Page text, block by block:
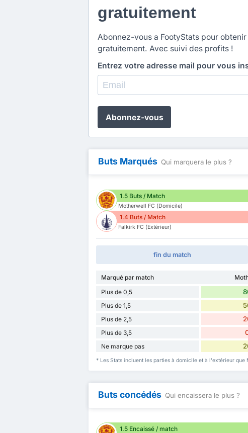
gratuitement
Abonnez-vous a FootyStats pour
gratuitement. Avec suivi des profits !
Entrez votre adresse mail pour vous
Abonnez-vous
Buts Marqués Qui marquera le plus ?
1.5 Buts / Match
Motherwell FC (Domicile)
1.4 Buts / Match
Falkirk FC (Extérieur)
fin du match
Marqué par match
Plus de 0,5
Plus de 1,5
Plus de 2,5
Plus de 3,5
Ne marque pas
* Les Stats incluent les parties à domicile et à l'extérieur que
Buts concédés Qui encaissera le plus ?
1.5 Encaissé / match